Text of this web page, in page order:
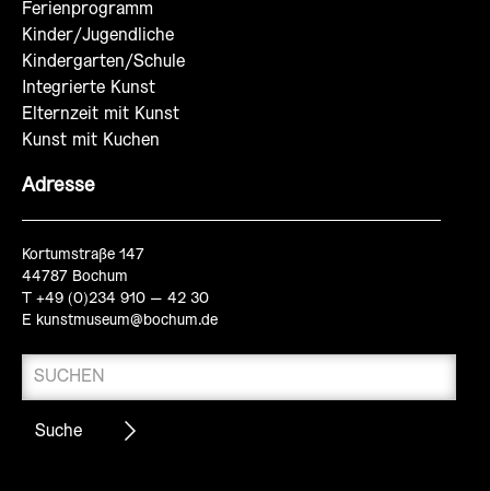
Ferienprogramm
Kinder/Jugendliche
Kindergarten/Schule
Integrierte Kunst
Elternzeit mit Kunst
Kunst mit Kuchen
Adresse
Kortumstraße 147
44787 Bochum
T +49 (0)234 910 – 42 30
E kunstmuseum@bochum.de